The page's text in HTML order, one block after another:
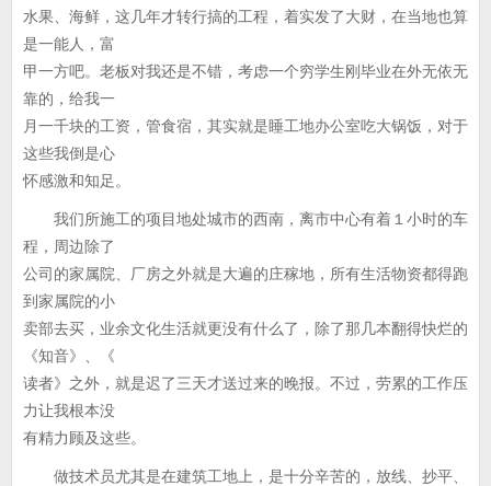
水果、海鲜，这几年才转行搞的工程，着实发了大财，在当地也算
是一能人，富
甲一方吧。老板对我还是不错，考虑一个穷学生刚毕业在外无依无
靠的，给我一
月一千块的工资，管食宿，其实就是睡工地办公室吃大锅饭，对于
这些我倒是心
怀感激和知足。
我们所施工的项目地处城市的西南，离市中心有着１小时的车
程，周边除了
公司的家属院、厂房之外就是大遍的庄稼地，所有生活物资都得跑
到家属院的小
卖部去买，业余文化生活就更没有什么了，除了那几本翻得快烂的
《知音》、《
读者》之外，就是迟了三天才送过来的晚报。不过，劳累的工作压
力让我根本没
有精力顾及这些。
做技术员尤其是在建筑工地上，是十分辛苦的，放线、抄平、